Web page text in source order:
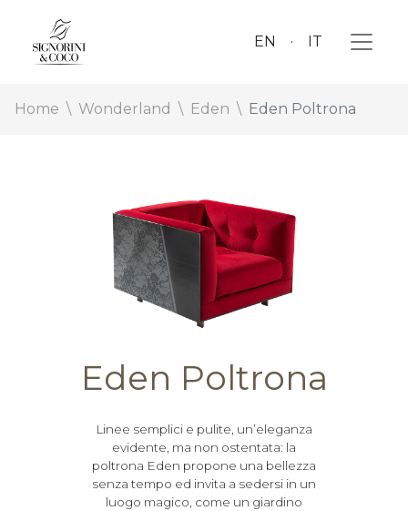
EN IT
Home Wonderland Eden Eden Poltrona
Eden Poltrona
Linee semplici e pulite, un’eleganza
evidente, ma non ostentata: la
poltrona Eden propone una bellezza
senza tempo ed invita a sedersi in un
luogo magico, come un giardino